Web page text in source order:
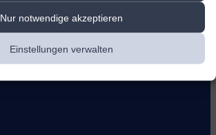
Nur notwendige akzeptieren
Einstellungen verwalten